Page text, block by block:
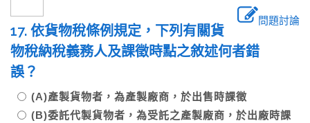
問題討論
17. 依貨物稅條例規定，下列有關貨
物稅納稅義務人及課徵時點之敘述何者錯
誤？
(A)產製貨物者，為產製廠商，於出售時課徵
(B)委託代製貨物者，為受託之產製廠商，於出廠時課